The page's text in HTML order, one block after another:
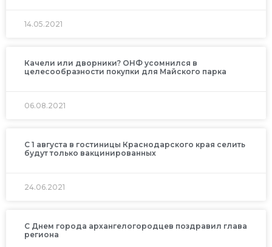
14.05.2021
Качели или дворники? ОНФ усомнился в
целесообразности покупки для Майского парка
06.08.2021
С 1 августа в гостиницы Краснодарского края селить
будут только вакцинированных
24.06.2021
С Днем города архангелогородцев поздравил глава
региона